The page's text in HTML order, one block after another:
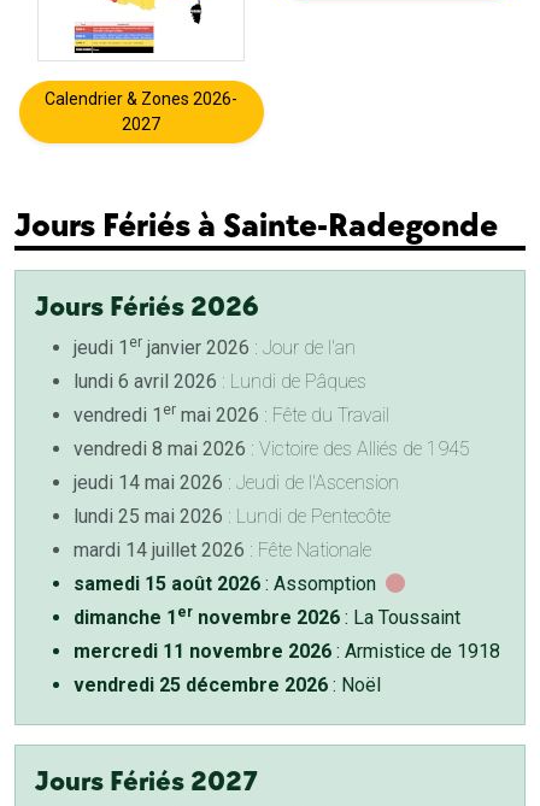
Calendrier & Zones 2026-
2027
Jours Fériés à Sainte-Radegonde
Jours Fériés 2026
jeudi 1 er janvier 2026 : Jour de l'an
lundi 6 avril 2026 : Lundi de Pâques
vendredi 1 er mai 2026 : Fête du Travail
vendredi 8 mai 2026 : Victoire des Alliés de 1945
jeudi 14 mai 2026 : Jeudi de l'Ascension
lundi 25 mai 2026 : Lundi de Pentecôte
mardi 14 juillet 2026 : Fête Nationale
samedi 15 août 2026 : Assomption
dimanche 1 er novembre 2026 : La Toussaint
mercredi 11 novembre 2026 : Armistice de 1918
vendredi 25 décembre 2026 : Noël
Jours Fériés 2027